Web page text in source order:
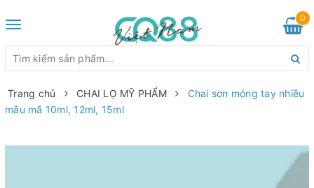
Toggle
0
Trang chủ CHAI LỌ MỸ PHẨM
Chai sơn móng tay nhiều
mẫu mã 10ml, 12ml, 15ml